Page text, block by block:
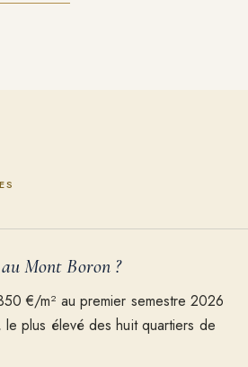
Mont Boron ?
€/m² au premier semestre 2026
le plus élevé des huit quartiers de